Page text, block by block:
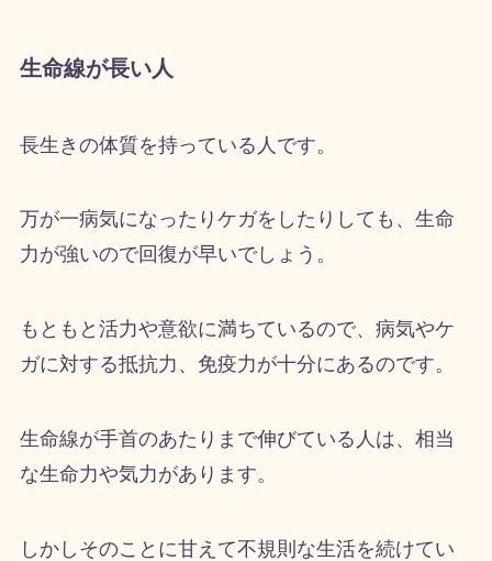
生命線が長い人
長生きの体質を持っている人です。
万が一病気になったりケガをしたりしても、生命
力が強いので回復が早いでしょう。
もともと活力や意欲に満ちているので、病気やケ
ガに対する抵抗力、免疫力が十分にあるのです。
生命線が手首のあたりまで伸びている人は、相当
な生命力や気力があります。
しかしそのことに甘えて不規則な生活を続けてい